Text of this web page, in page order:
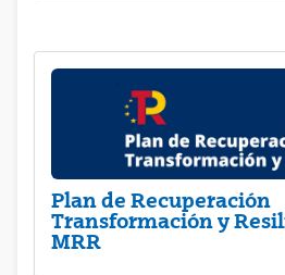
Plan de Recuperación
Transformación y
MRR